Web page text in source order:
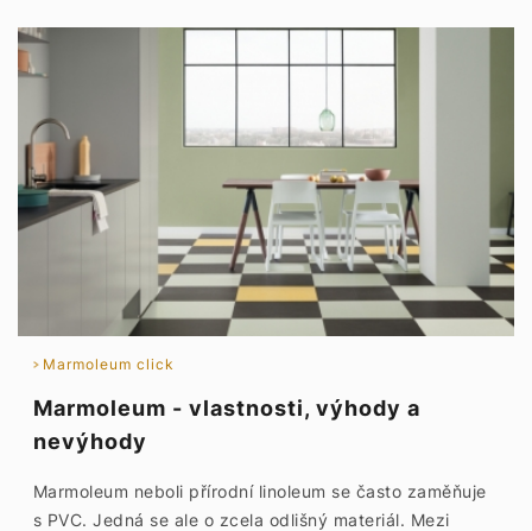
Marmoleum click
Marmoleum - vlastnosti, výhody a
nevýhody
Marmoleum neboli přírodní linoleum se často zaměňuje
s PVC. Jedná se ale o zcela odlišný materiál. Mezi